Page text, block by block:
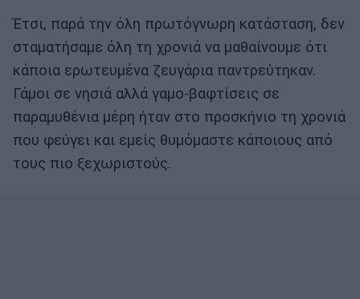
Έτσι, παρά την όλη πρωτόγνωρη κατάσταση, δεν
σταματήσαμε όλη τη χρονιά να μαθαίνουμε ότι
κάποια ερωτευμένα ζευγάρια παντρεύτηκαν.
Γάμοι σε νησιά αλλά γαμο-βαφτίσεις σε
παραμυθένια μέρη ήταν στο προσκήνιο τη χρονιά
που φεύγει και εμείς θυμόμαστε κάποιους από
τους πιο ξεχωριστούς.